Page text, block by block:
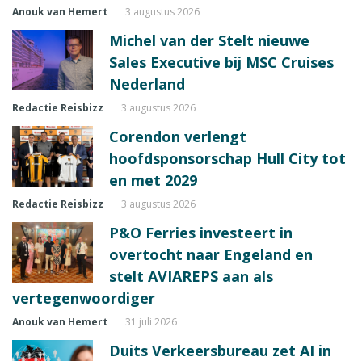
Anouk van Hemert 3 augustus 2026
Michel van der Stelt nieuwe
Sales Executive bij MSC Cruises
Nederland
Redactie Reisbizz 3 augustus 2026
Corendon verlengt
hoofdsponsorschap Hull City tot
en met 2029
Redactie Reisbizz 3 augustus 2026
P&O Ferries investeert in
overtocht naar Engeland en
stelt AVIAREPS aan als
vertegenwoordiger
Anouk van Hemert 31 juli 2026
Duits Verkeersbureau zet AI in